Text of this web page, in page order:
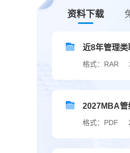
资料下载
近8年管理类
格式：RAR
2027MBA管
格式：PDF